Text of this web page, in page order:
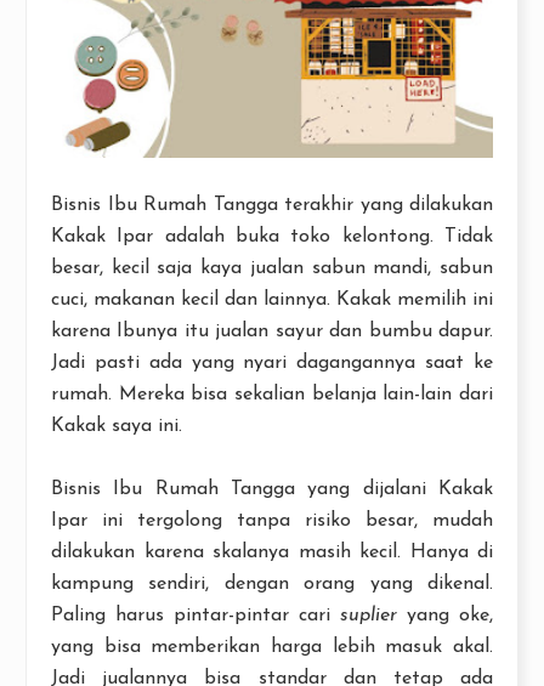
Bisnis Ibu Rumah Tangga terakhir yang dilakukan
Kakak Ipar adalah buka toko kelontong. Tidak
besar, kecil saja kaya jualan sabun mandi, sabun
cuci, makanan kecil dan lainnya. Kakak memilih ini
karena Ibunya itu jualan sayur dan bumbu dapur.
Jadi pasti ada yang nyari dagangannya saat ke
rumah. Mereka bisa sekalian belanja lain-lain dari
Kakak saya ini.
Bisnis Ibu Rumah Tangga yang dijalani Kakak
Ipar ini tergolong tanpa risiko besar, mudah
dilakukan karena skalanya masih kecil. Hanya di
kampung sendiri, dengan orang yang dikenal.
Paling harus pintar-pintar cari suplier yang oke,
yang bisa memberikan harga lebih masuk akal.
Jadi jualannya bisa standar dan tetap ada